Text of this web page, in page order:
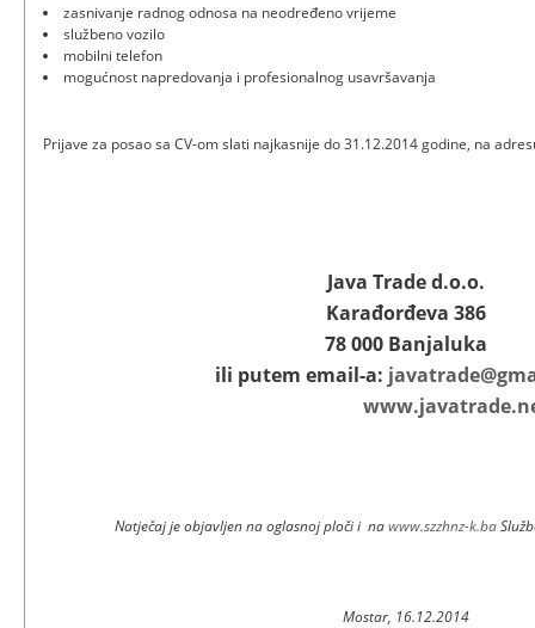
zasnivanje radnog odnosa na neodređeno vrijeme
službeno vozilo
mobilni telefon
mogućnost napredovanja i profesionalnog usavršavanja
Prijave za posao sa CV-om slati najkasnije do 31.12.2014 godine, na
Java Trade d.o.o.
Karađorđeva 386
78 000 Banjaluka
ili putem email-a:
Natječaj je objavljen na oglasnoj ploči i nawww.szzhnz-k.ba
Mostar, 16.12.2014